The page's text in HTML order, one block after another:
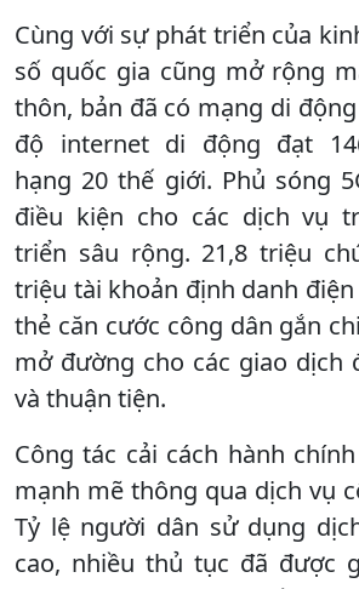
Cùng với sự phát triển của
số quốc gia cũng mở rộng
thôn, bản đã có mạng di
độ internet di động đạt
hạng 20 thế giới. Phủ sóng
điều kiện cho các dịch vụ
triển sâu rộng. 21,8 triệu
triệu tài khoản định danh
thẻ căn cước công dân gắn
mở đường cho các giao dịch
và thuận tiện.
Công tác cải cách hành
mạnh mẽ thông qua dịch vụ
Tỷ lệ người dân sử dụng
cao, nhiều thủ tục đã được